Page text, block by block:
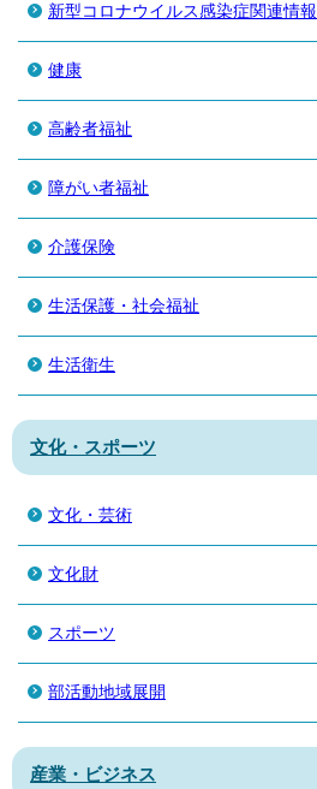
新型コロナウイルス感染症関連情報
健康
高齢者福祉
障がい者福祉
介護保険
生活保護・社会福祉
生活衛生
文化・スポーツ
文化・芸術
文化財
スポーツ
部活動地域展開
産業・ビジネス